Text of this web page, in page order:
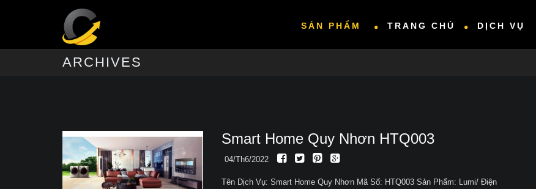
SẢN PHẨM TRANG CHỦ DỊCH VỤ
ARCHIVES
Smart Home Quy Nhơn HTQ003
04/Th6/2022
Tên Dịch Vụ: Smart Home Quy Nhơn Mã Số: HTQ003 Sản Phẩm: Lumi/ Điện